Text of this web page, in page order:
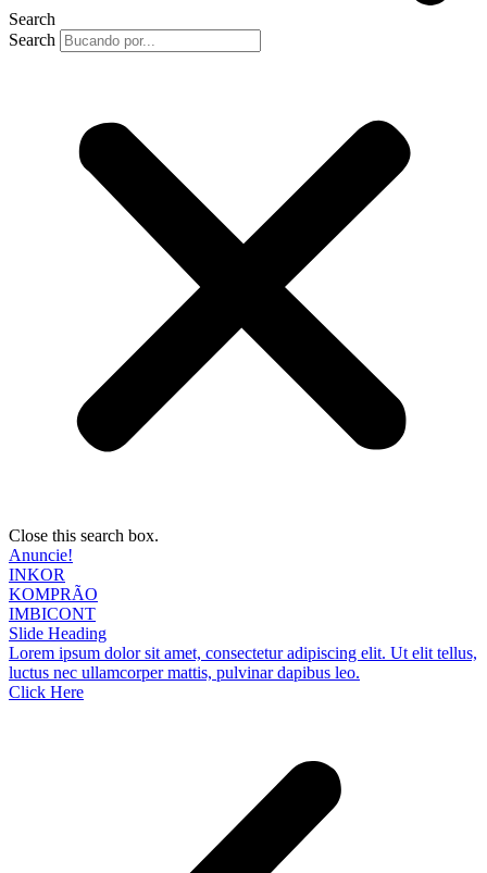
Search
Search
Close this search box.
Anuncie!
INKOR
KOMPRÃO
IMBICONT
Slide Heading
Lorem ipsum dolor sit amet, consectetur adipiscing elit. Ut elit tellus,
luctus nec ullamcorper mattis, pulvinar dapibus leo.
Click Here